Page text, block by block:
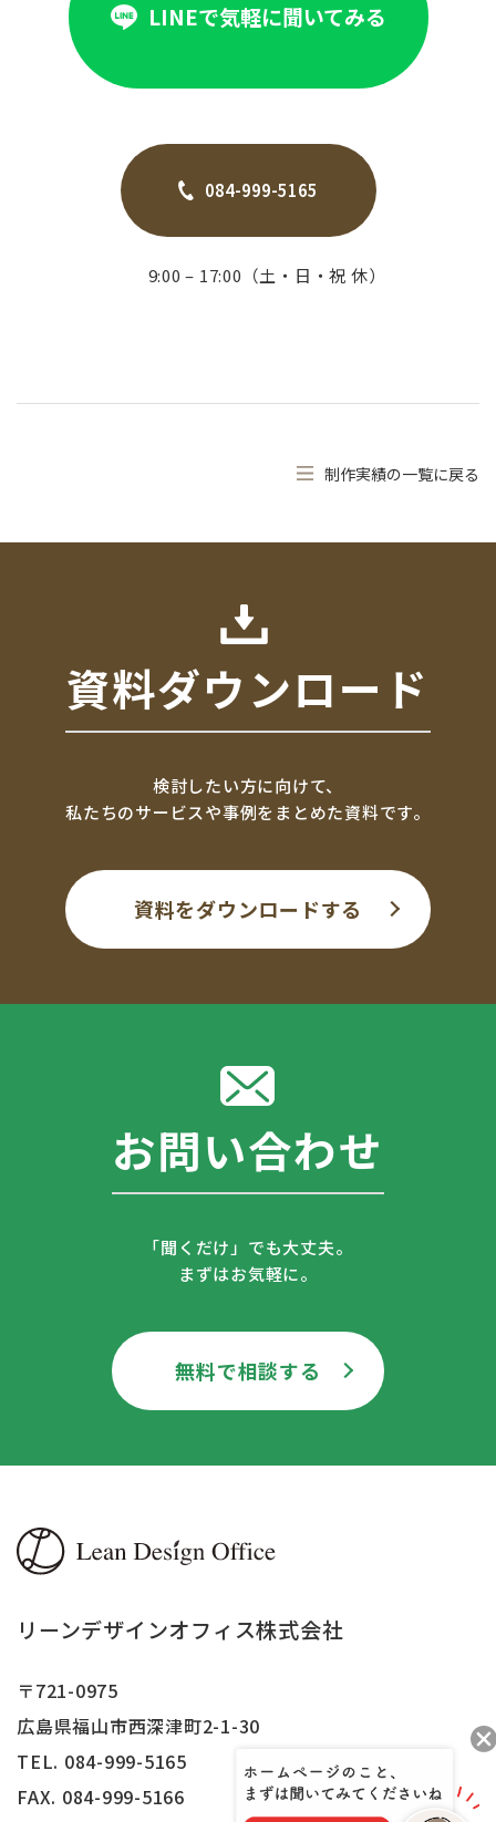
LINEで気軽に聞いてみる
084-999-5165
9:00 – 17:00（土・日・祝 休）
制作実績の一覧に戻る
資料ダウンロード
検討したい方に向けて、
私たちのサービスや事例をまとめた資料です。
資料をダウンロードする
お問い合わせ
「聞くだけ」でも大丈夫。
まずはお気軽に。
無料で相談する
リーンデザインオフィス株式会社
〒721-0975
広島県福山市西深津町2-1-30
TEL. 084-999-5165
FAX. 084-999-5166